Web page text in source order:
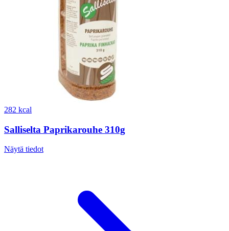
282 kcal
Salliselta Paprikarouhe 310g
Näytä tiedot